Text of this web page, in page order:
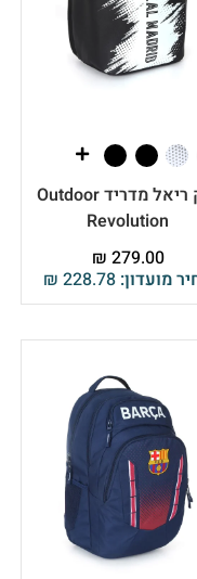
תיק ריאל מדריד Outdoor
Revolution
מועדון: ₪ 228.78
₪ 279.00